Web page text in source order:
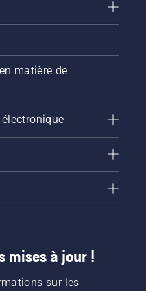
matière de
mises à jour !
sur les